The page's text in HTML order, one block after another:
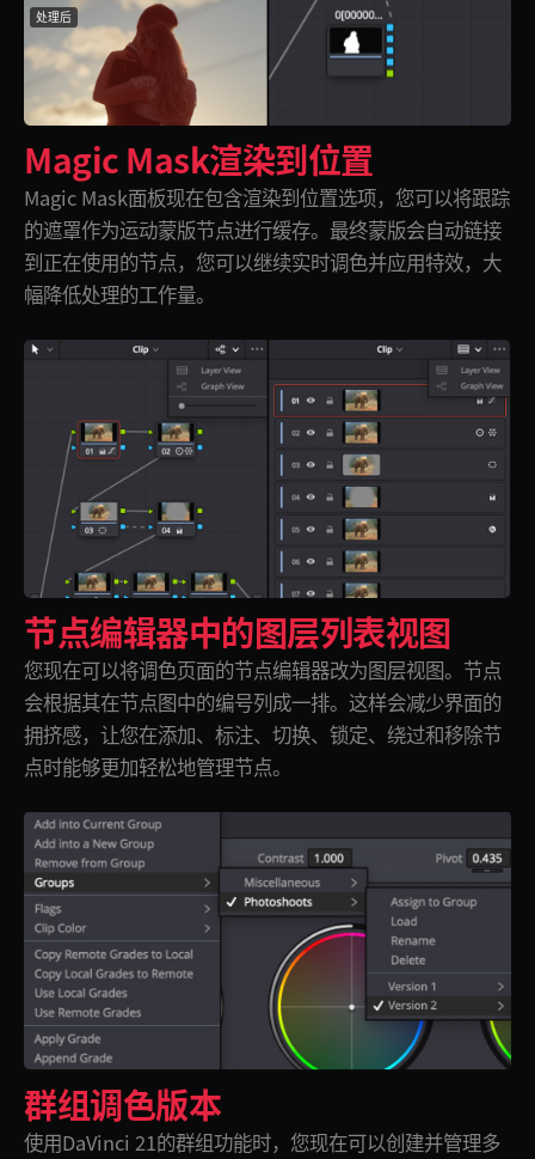
处理后
Magic Mask渲染到位置
Magic Mask面板现在包含渲染到位置选项，您可以将跟踪
的遮罩作为运动蒙版节点进行缓存。最终蒙版会自动链接
到正在使用的节点，您可以继续实时调色并应用特效，大
幅降低处理的工作量。
节点编辑器中的图层列表视图
您现在可以将调色页面的节点编辑器改为图层视图。节点
会根据其在节点图中的编号列成一排。这样会减少界面的
拥挤感，让您在添加、标注、切换、锁定、绕过和移除节
点时能够更加轻松地管理节点。
群组调色版本
使用DaVinci 21的群组功能时，您现在可以创建并管理多